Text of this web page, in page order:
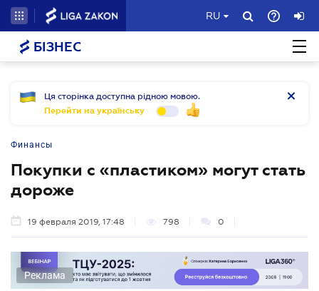
RU
БІЗНЕС
Ця сторінка доступна рідною мовою.
Перейти на українську
Финансы
Покупки с «пластиком» могут стать
дороже
19 февраля 2019, 17:48 798 0
Реклама